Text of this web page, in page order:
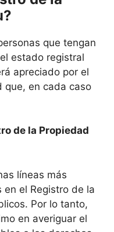
que tengan
estado registral
apreciado por el
que, en cada caso
de la Propiedad
líneas más
el Registro de la
Por lo tanto,
en averiguar el